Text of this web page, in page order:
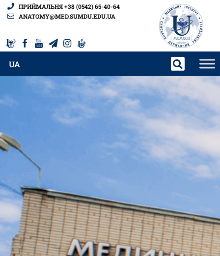
ПРИЙМАЛЬНЯ +38 (0542) 65-40-64
ANATOMY@MED.SUMDU.EDU.UA
UA